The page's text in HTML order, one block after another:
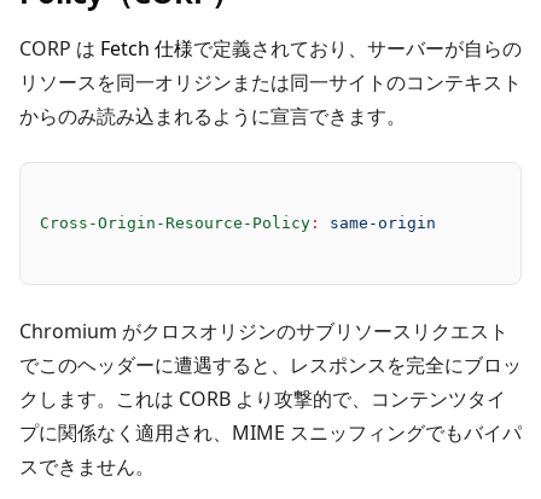
CORP は Fetch 仕様で定義されており、サーバーが自らの
リソースを同一オリジンまたは同一サイトのコンテキスト
からのみ読み込まれるように宣言できます。
Cross-Origin-Resource-Policy : same-origin
Chromium がクロスオリジンのサブリソースリクエスト
でこのヘッダーに遭遇すると、レスポンスを完全にブロッ
クします。これは CORB より攻撃的で、コンテンツタイ
プに関係なく適用され、MIME スニッフィングでもバイパ
スできません。